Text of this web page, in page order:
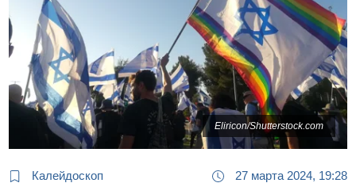
Eliricon/Shutterstock.com
Калейдоскоп 27 марта 2024, 19:28